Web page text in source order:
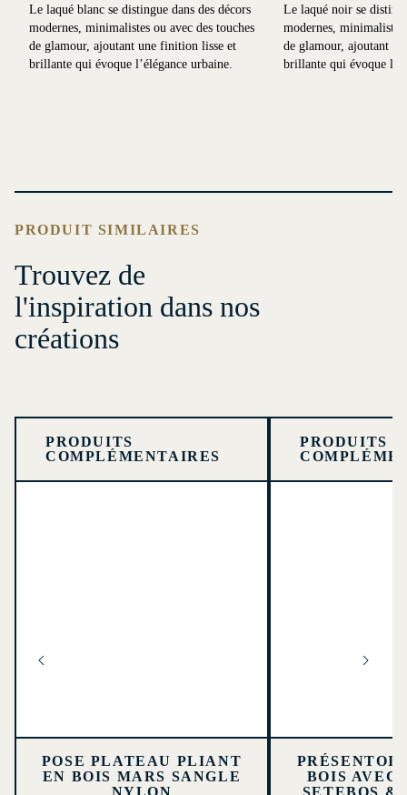
Le laqué blanc se distingue dans des décors
modernes, minimalistes ou avec des touches
de glamour, ajoutant une finition lisse et
brillante qui évoque l’élégance urbaine.
Le laqué noir se
modernes, minimalistes
de glamour, ajoutant
brillante qui évoque
PRODUIT SIMILAIRES
Trouvez de
l'inspiration dans nos
créations
PRODUITS
COMPLÉMENTAIRES
POSE PLATEAU PLIANT
EN BOIS MARS SANGLE
NYLON
PRODUITS
BOIS AVEC
SETEBOS &